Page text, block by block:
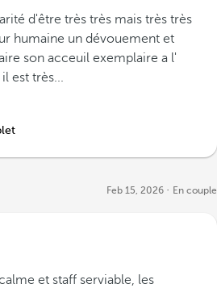
d'être très très mais très très
humaine un dévouement et
son acceuil exemplaire a l'
!! il est très...
Feb 15, 2026 En couple
et staff serviable, les